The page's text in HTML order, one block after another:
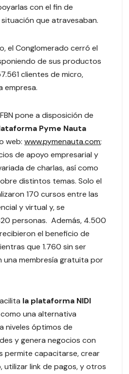
con el fin de
que atravesaban.
el Conglomerado cerró el
de sus productos
clientes de micro,
empresa.
pone a disposición de
Pyme Nauta
web: www.pymenauta.com;
de apoyo empresarial y
de charlas, así como
distintos temas. Solo el
170 cursos entre las
y virtual y, se
personas. Además, 4.500
el beneficio de
que 1.760 sin ser
membresía gratuita por
la plataforma NIDI
una alternativa
niveles óptimos de
y genera negocios con
permite capacitarse, crear
utilizar link de pagos, y otros